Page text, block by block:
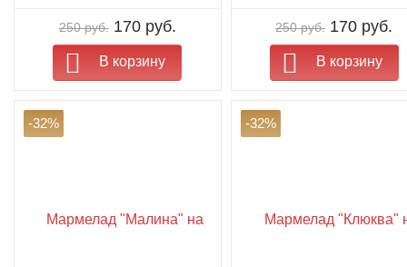
250 руб. 170 руб.
В корзину
250 руб. 170 руб.
В корзину
-32% -32%